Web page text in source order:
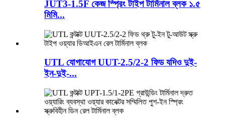
JUT3-1.5F কেজ স্প্রিং টাইপ টার্মিনাল ব্লক ১.৫
মিমি...
UTL যোগাযোগ UUT-2.5/2-2 ফিড ​​যদিও দুই-
ইন-দুই-...